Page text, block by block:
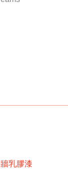
乳膠漆